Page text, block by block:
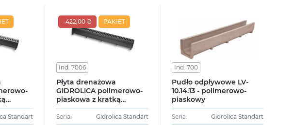
Standart
Ind. 7006
Płyta drenażowa
GIDROLICA polimerowo-
piaskowa z kratką
żeliwną DN100 H130 art.
7006
Seria: Gidrolica Standart
-422,00 ₴ PAKIET
Ind. 700
Pudło odpływowe LV-
10.14.13 - polimerowo-
piaskowy
Seria: Gidrolica Standart